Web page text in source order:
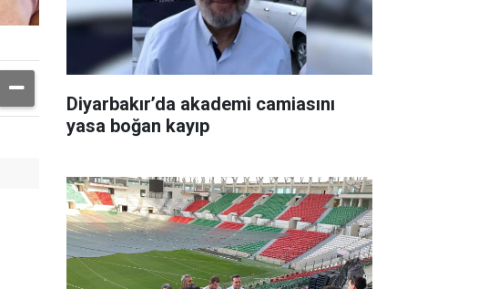
Diyarbakır’da akademi camiasını
yasa boğan kayıp